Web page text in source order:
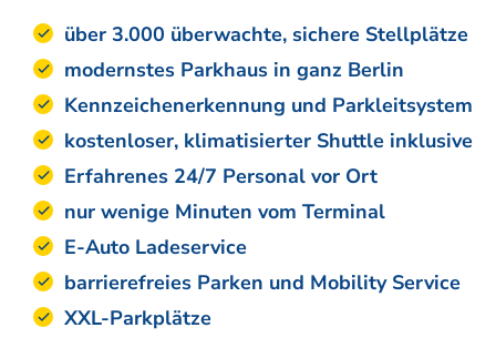
über 3.000 überwachte, sichere Stellplätze
modernstes Parkhaus in ganz Berlin
Kennzeichenerkennung und Parkleitsystem
kostenloser, klimatisierter Shuttle inklusive
Erfahrenes 24/7 Personal vor Ort
nur wenige Minuten vom Terminal
E-Auto Ladeservice
barrierefreies Parken und Mobility Service
XXL-Parkplätze